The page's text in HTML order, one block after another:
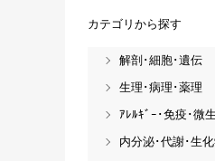
カテゴリから探す
解剖･細胞･遺伝
生理･病理･薬理
ｱﾚﾙｷﾞｰ･免疫･微
内分泌･代謝･生